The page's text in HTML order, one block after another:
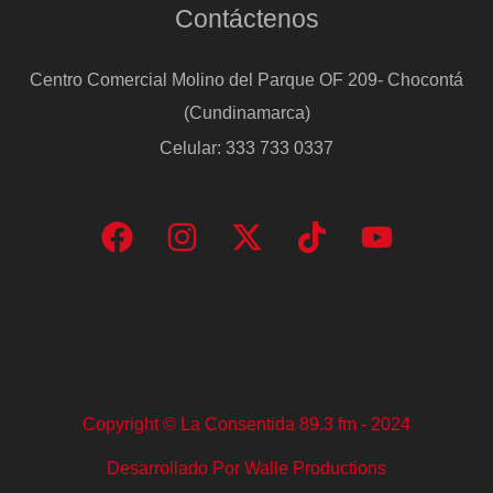
Contáctenos
Centro Comercial Molino del Parque OF 209- Chocontá
(Cundinamarca)
Celular: 333 733 0337
Copyright © La Consentida 89.3 fm - 2024
Desarrollado Por Walle Productions